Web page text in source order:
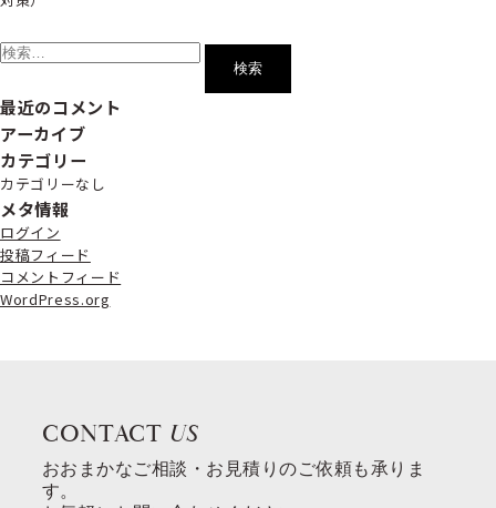
索:
最近のコメント
アーカイブ
カテゴリー
カテゴリーなし
メタ情報
ログイン
投稿フィード
コメントフィード
WordPress.org
CONTACT US
おおまかなご相談・お見積りのご依頼も承りま
す。